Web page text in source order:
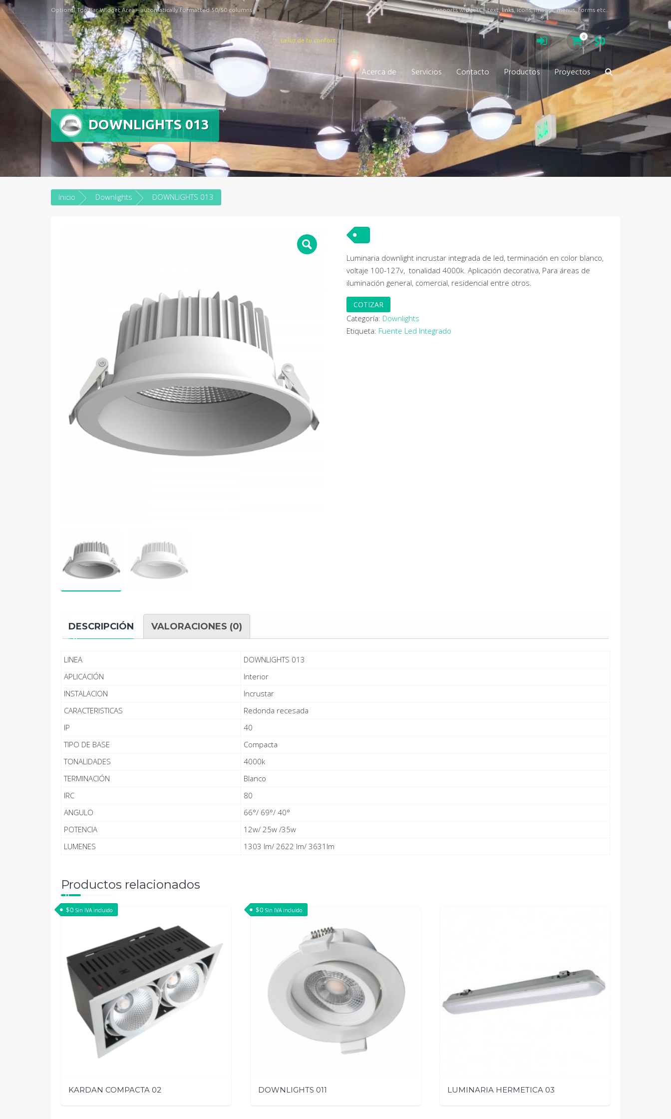
Optional Top Bar Widget Area – automatically formatted 50/50 columns Supports widgets – text,links , icons, images, menus, forms etc..
La luz de tu confort
0 $0
Acerca de Servicios Contacto Productos Proyectos
DOWNLIGHTS 013
Inicio Downlights DOWNLIGHTS 013
Luminaria downlight incrustar integrada de led, terminación en color blanco,
voltaje 100-127v, tonalidad 4000k. Aplicación decorativa, Para áreas de
iluminación general, comercial, residencial entre otros.
COTIZAR
Categoría: Downlights
Etiqueta: Fuente Led Integrado
DESCRIPCIÓN VALORACIONES (0)
LINEA
DOWNLIGHTS 013
APLICACIÓN
Interior
INSTALACION
Incrustar
CARACTERISTICAS
Redonda recesada
IP
40
TIPO DE BASE
Compacta
TONALIDADES
4000k
TERMINACIÓN
Blanco
IRC
80
ANGULO
66°/ 69°/ 40°
POTENCIA
12w/ 25w /35w
LUMENES
1303 lm/ 2622 lm/ 3631lm
Productos relacionados
KARDAN COMPACTA 02
$0 Sin IVA incluido
DOWNLIGHTS 011
$0 Sin IVA incluido
LUMINARIA HERMETICA 03